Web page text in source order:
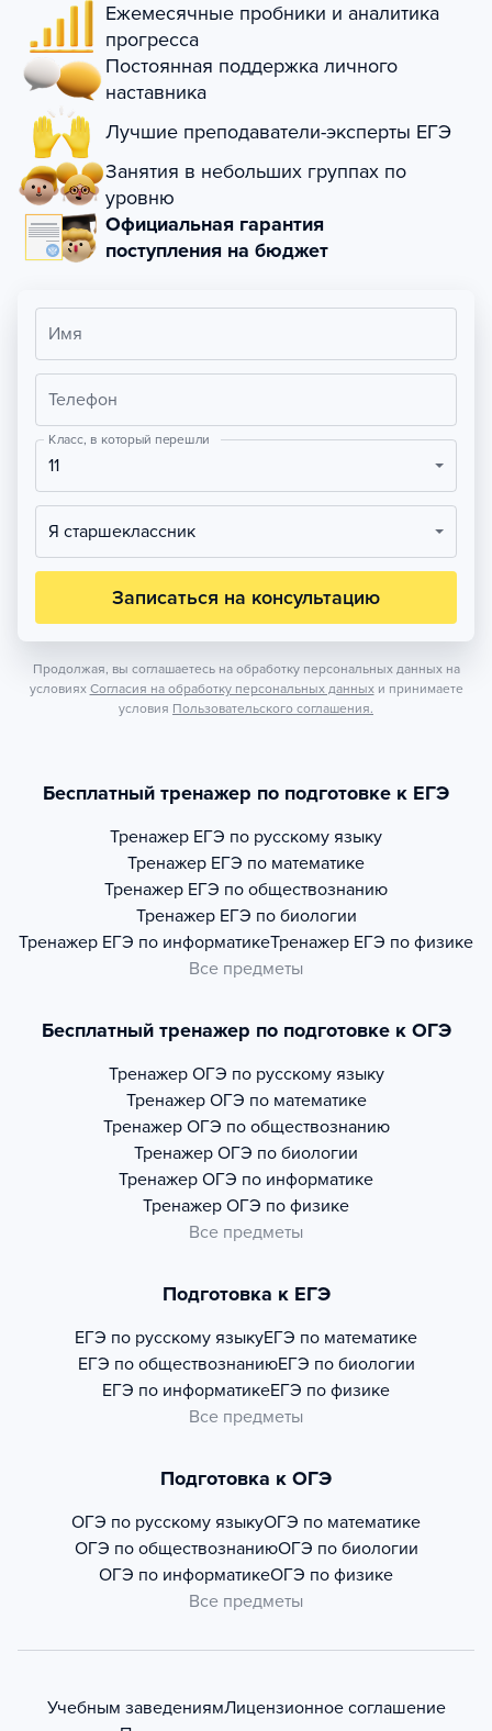
Ежемесячные пробники и аналитика
прогресса
Постоянная поддержка личного
наставника
Лучшие преподаватели-эксперты ЕГЭ
Занятия в небольших группах по
уровню
Официальная гарантия
поступления на бюджет
Имя
Телефон
Класс, в который перешли
11
Я старшеклассник
Записаться на консультацию
Продолжая, вы соглашаетесь на обработку персональных данных на
условиях Согласия на обработку персональных данных и принимаете
условия Пользовательского соглашения.
Бесплатный тренажер по подготовке к ЕГЭ
Тренажер ЕГЭ по русскому языку
Тренажер ЕГЭ по математике
Тренажер ЕГЭ по обществознанию
Тренажер ЕГЭ по биологии
Тренажер ЕГЭ по информатикеТренажер ЕГЭ по физике
Все предметы
Бесплатный тренажер по подготовке к ОГЭ
Тренажер ОГЭ по русскому языку
Тренажер ОГЭ по математике
Тренажер ОГЭ по обществознанию
Тренажер ОГЭ по биологии
Тренажер ОГЭ по информатике
Тренажер ОГЭ по физике
Все предметы
Подготовка к ЕГЭ
ЕГЭ по русскому языкуЕГЭ по математике
ЕГЭ по обществознаниюЕГЭ по биологии
ЕГЭ по информатикеЕГЭ по физике
Все предметы
Подготовка к ОГЭ
ОГЭ по русскому языкуОГЭ по математике
ОГЭ по обществознаниюОГЭ по биологии
ОГЭ по информатикеОГЭ по физике
Все предметы
Учебным заведениямЛицензионное соглашение